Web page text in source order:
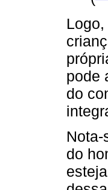
pode
do
do